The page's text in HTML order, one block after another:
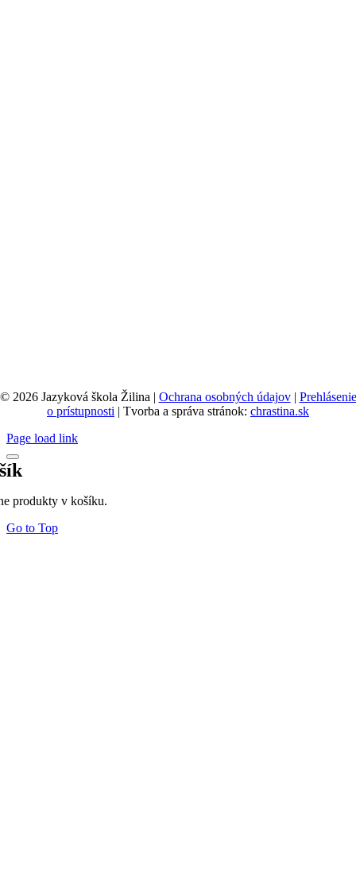
© 2026 Jazyková škola Žilina | Ochrana osobných údajov| Prehlásenie
o prístupnosti | Tvorba a správa stránok: chrastina.sk
Page load link
produkty v košíku.
Go to Top